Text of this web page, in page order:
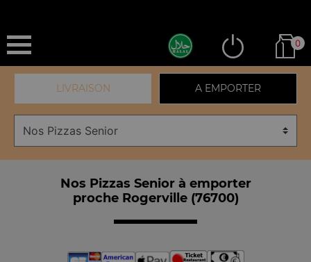
0
LIVRAISON A EMPORTER
Nos Pizzas Senior à emporter
proche Rogerville (76700)